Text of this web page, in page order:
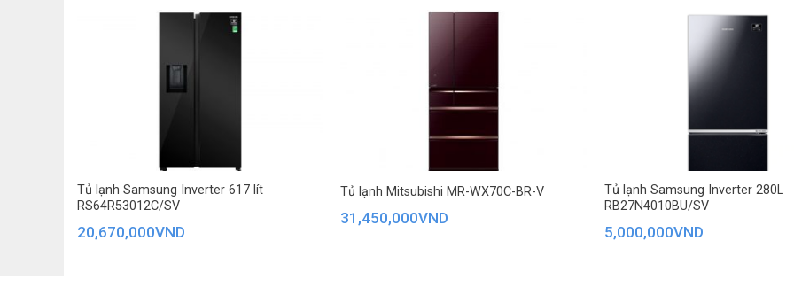
Công nghệ Neuro Inverter tiết kiệm điện
Công nghệ Neuro Inverter bao gồm vi xử lý Neuro Fuzzy điều khiển hoạt động của máy nén Inverter và tốc độ quạt. Vi xử
trên tần suất đóng/ mở cửa tủ, số lượng thực phẩm ít/ nhiều, nhiệt độ bên trong/ ngoài theo từng khung giờ để từ đó điều
Tủ lạnh Samsung Inverter 617 lít
RS64R53012C/SV
20,670,000VND
Tủ lạnh Mitsubishi MR-WX70C-BR-V
31,450,000VND
Tủ lạnh Samsung Inverter 280L
RB27N4010BU/SV
5,000,000VND